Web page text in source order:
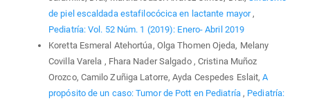
de piel escaldada estafilocócica en lactante mayor,
Pediatría: Vol. 52 Núm. 1 (2019): Enero- Abril 2019
Koretta Esmeral Atehortúa, Olga Thomen Ojeda, Melany
Covilla Varela , Fhara Nader Salgado , Cristina Muñoz
Orozco, Camilo Zuñiga Latorre, Ayda Cespedes Eslait,A
propósito de un caso: Tumor de Pott en Pediatría , Pediatría: